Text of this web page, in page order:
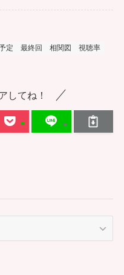
定 最終回 相関図
視聴率
してね！